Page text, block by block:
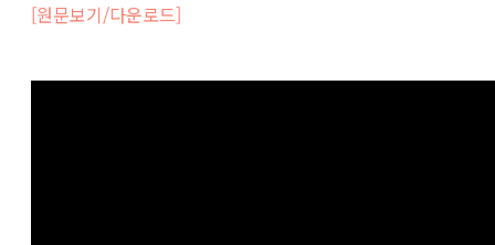
[원문보기/다운로드]